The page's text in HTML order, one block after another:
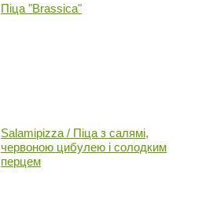
Піца "Brassica"
Salamipizza / Піца з салямі,
червоною цибулею і солодким
перцем